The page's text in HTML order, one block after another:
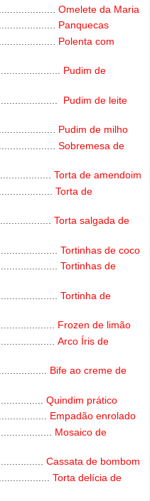
Omelete da Maria
Panquecas
Polenta com
Pudim de
Pudim de leite
Pudim de milho
Sobremesa de
Torta de amendoim
Torta de
Torta salgada de
Tortinhas de coco
Tortinhas de
Tortinha de
Frozen de limão
Arco Íris de
Bife ao creme de
Quindim prático
Empadão enrolado
Mosaico de
Cassata de bombom
Torta delícia de